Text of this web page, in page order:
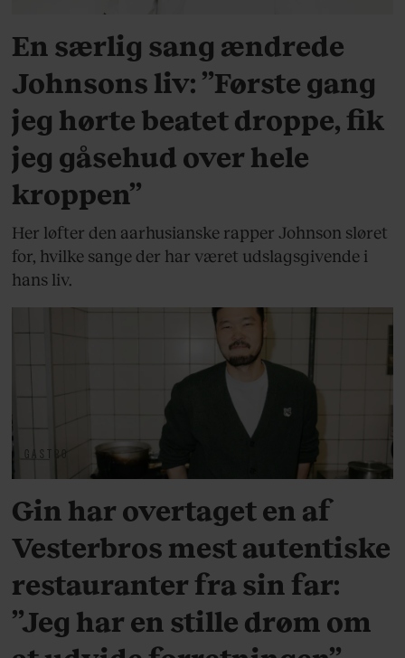
En særlig sang ændrede
Johnsons liv: ”Første gang
jeg hørte beatet droppe, fik
jeg gåsehud over hele
kroppen”
Her løfter den aarhusianske rapper Johnson sløret
for, hvilke sange der har været udslagsgivende i
hans liv.
GASTRO
Gin har overtaget en af
Vesterbros mest autentiske
restauranter fra sin far:
”Jeg har en stille drøm om